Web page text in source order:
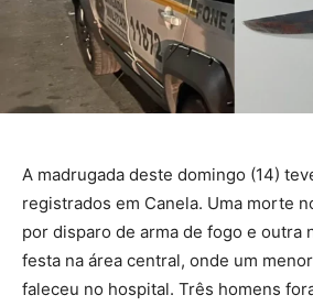
A madrugada deste domingo (14)
registrados em Canela. Uma morte
por disparo de arma de fogo e outra
festa na área central, onde um
faleceu no hospital. Três homens